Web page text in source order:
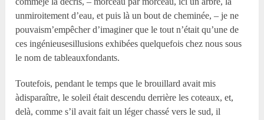
unmiroitement d’eau, et puis là un bout de cheminée, – je ne
pouvaism’empêcher d’imaginer que le tout n’était qu’une de
ces ingénieusesillusions exhibées quelquefois chez nous sous
le nom de tableauxfondants.
Toutefois, pendant le temps que le brouillard avait mis
àdisparaître, le soleil était descendu derrière les coteaux, et,
delà, comme s’il avait fait un léger chassé vers le sud, il